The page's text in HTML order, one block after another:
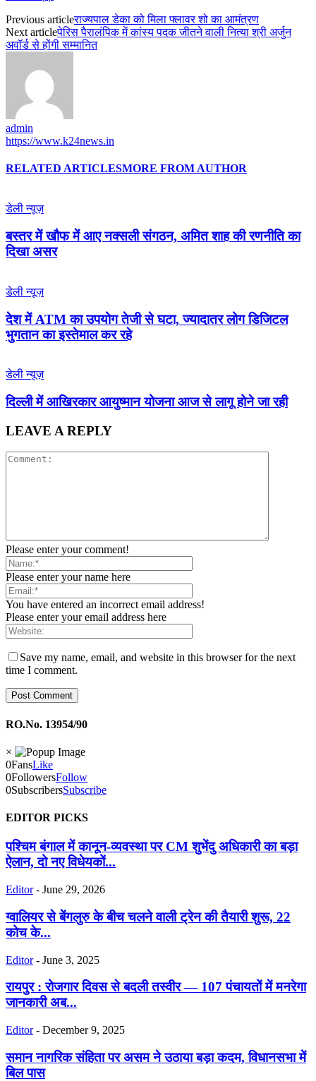
Previous articleराज्यपाल डेका को मिला फ्लावर शो का आमंत्रण
Next articleपेरिस पैरालंपिक में कांस्य पदक जीतने वाली नित्या श्री अर्जुन
अवॉर्ड से होंगी सम्मानित
admin
https://www.k24news.in
RELATED ARTICLESMORE FROM AUTHOR
डेली न्यूज़
बस्तर में खौफ में आए नक्सली संगठन, अमित शाह की रणनीति का
दिखा असर
डेली न्यूज़
देश में ATM का उपयोग तेजी से घटा, ज्यादातर लोग डिजिटल
भुगतान का इस्तेमाल कर रहे
डेली न्यूज़
द‍िल्‍ली में आख‍िरकार आयुष्‍मान योजना आज से लागू होने जा रही
LEAVE A REPLY
Please enter your comment!
Please enter your name here
You have entered an incorrect email address!
Please enter your email address here
Save my name, email, and website in this browser for the next
time I comment.
RO.No. 13954/90
×
0FansLike
0FollowersFollow
0SubscribersSubscribe
EDITOR PICKS
पश्चिम बंगाल में कानून-व्यवस्था पर CM शुभेंदु अधिकारी का बड़ा
ऐलान, दो नए विधेयकों...
Editor - June 29, 2026
ग्वालियर से बेंगलुरु के बीच चलने वाली ट्रेन की तैयारी शुरू, 22
कोच के...
Editor - June 3, 2025
रायपुर : रोजगार दिवस से बदली तस्वीर — 107 पंचायतों में मनरेगा
जानकारी अब...
Editor - December 9, 2025
समान नागरिक संहिता पर असम ने उठाया बड़ा कदम, विधानसभा में
बिल पास